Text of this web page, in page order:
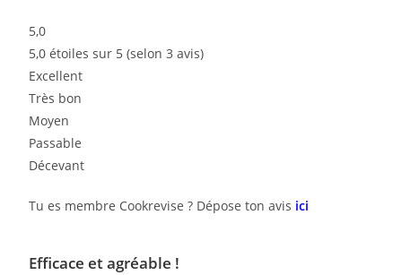
5,0
5,0 étoiles sur 5 (selon 3 avis)
Excellent
Très bon
Moyen
Passable
Décevant
Tu es membre Cookrevise ? Dépose ton avis ici
Efficace et agréable !